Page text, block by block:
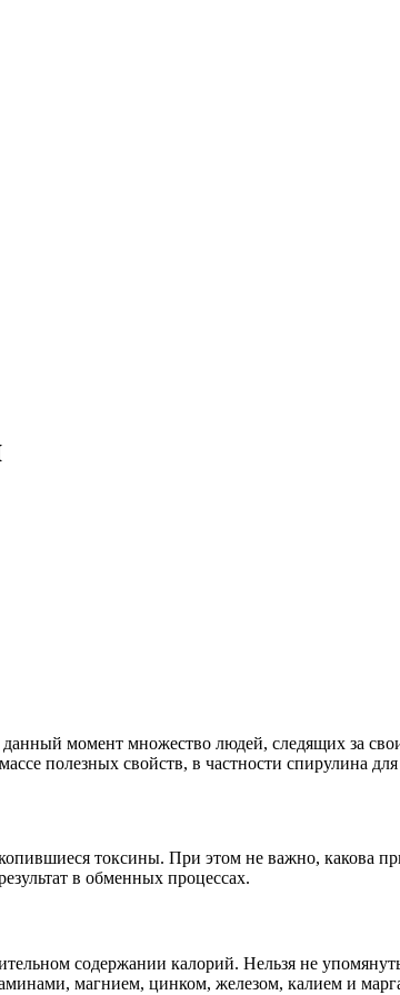
момент множество людей, следящих за
полезных свойств, в частности спирулина
токсины. При этом не важно, какова
в обменных процессах.
содержании калорий. Нельзя не
магнием, цинком, железом, калием и